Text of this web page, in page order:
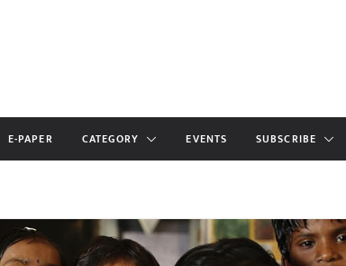
E-PAPER CATEGORY EVENTS SUBSCRIBE